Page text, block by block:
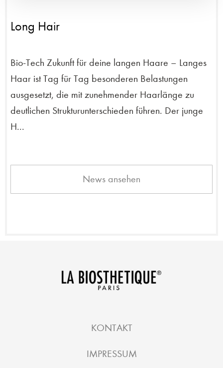
Long Hair
Bio-Tech Zukunft für deine langen Haare – Langes
Haar ist Tag für Tag besonderen Belastungen
ausgesetzt, die mit zunehmender Haarlänge zu
deutlichen Strukturunterschieden führen. Der junge
H...
News ansehen
KONTAKT
IMPRESSUM